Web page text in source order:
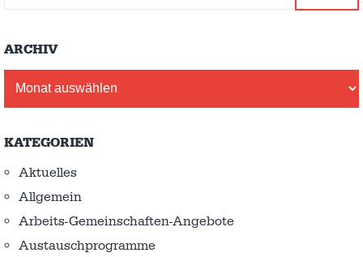
ARCHIV
KATEGORIEN
Aktuelles
Allgemein
Arbeits-Gemeinschaften-Angebote
Austausch­programme